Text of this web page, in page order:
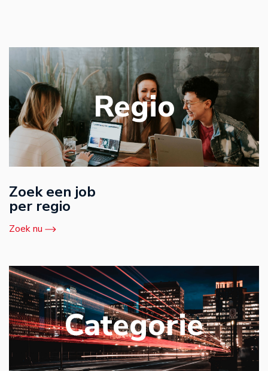
Regio
Zoek een job
per regio
Zoek nu
Categorie